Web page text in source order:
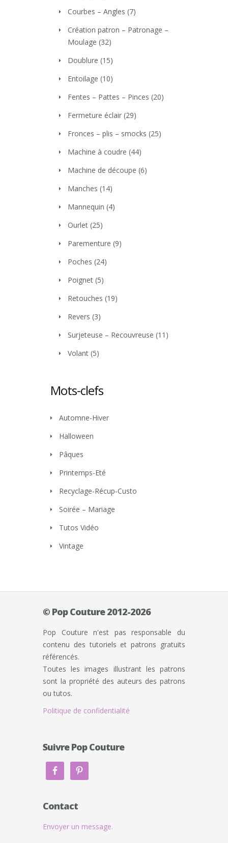
Courbes – Angles (7)
Création patron – Patronage –
Moulage (32)
Doublure (15)
Entoilage (10)
Fentes – Pattes – Pinces (20)
Fermeture éclair (29)
Fronces – plis – smocks (25)
Machine à coudre (44)
Machine de découpe (6)
Manches (14)
Mannequin (4)
Ourlet (25)
Parementure (9)
Poches (24)
Poignet (5)
Retouches (19)
Revers (3)
Surjeteuse – Recouvreuse (11)
Volant (5)
Mots-clefs
Automne-Hiver
Halloween
Pâques
Printemps-Eté
Recyclage-Récup-Custo
Soirée – Mariage
Tutos Vidéo
Vintage
© Pop Couture 2012-2026
Pop Couture n'est pas responsable du
contenu des tutoriels et patrons gratuits
référencés.
Toutes les images illustrant les patrons
sont la propriété des auteurs des patrons
ou tutos.
Politique de confidentialité
Suivre Pop Couture
Contact
Envoyer un message.